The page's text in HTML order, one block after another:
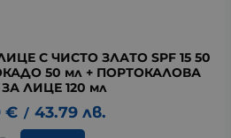
С ЧИСТО ЗЛАТО SPF 15 50
50 мл + ПОРТОКАЛОВА
ЛИЦЕ 120 мл
€ / 43.79 лв.